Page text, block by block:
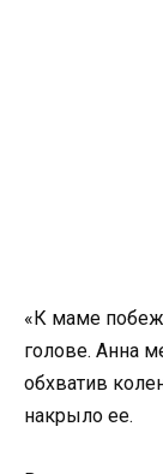
«К маме
голове. Анна
обхватив
накрыло ее.